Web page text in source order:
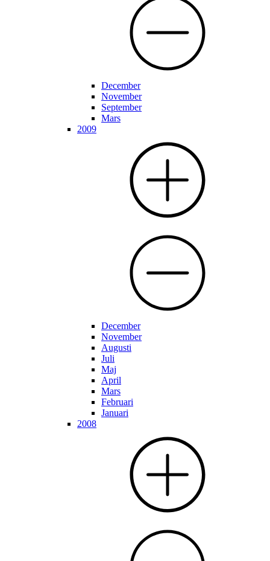
December
November
September
Mars
2009
December
November
Augusti
Juli
Maj
April
Mars
Februari
Januari
2008